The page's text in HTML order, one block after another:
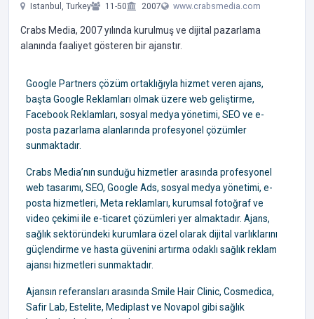
Istanbul, Turkey 11-50 2007 www.crabsmedia.com
Crabs Media, 2007 yılında kurulmuş ve dijital pazarlama
alanında faaliyet gösteren bir ajanstır.
Google Partners çözüm ortaklığıyla hizmet veren ajans,
başta Google Reklamları olmak üzere web geliştirme,
Facebook Reklamları, sosyal medya yönetimi, SEO ve e-
posta pazarlama alanlarında profesyonel çözümler
sunmaktadır.
Crabs Media’nın sunduğu hizmetler arasında profesyonel
web tasarımı, SEO, Google Ads, sosyal medya yönetimi, e-
posta hizmetleri, Meta reklamları, kurumsal fotoğraf ve
video çekimi ile e-ticaret çözümleri yer almaktadır. Ajans,
sağlık sektöründeki kurumlara özel olarak dijital varlıklarını
güçlendirme ve hasta güvenini artırma odaklı sağlık reklam
ajansı hizmetleri sunmaktadır.
Ajansın referansları arasında Smile Hair Clinic, Cosmedica,
Safir Lab, Estelite, Mediplast ve Novapol gibi sağlık